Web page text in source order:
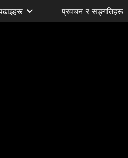
प्रवचन र सङ्गतिहरू